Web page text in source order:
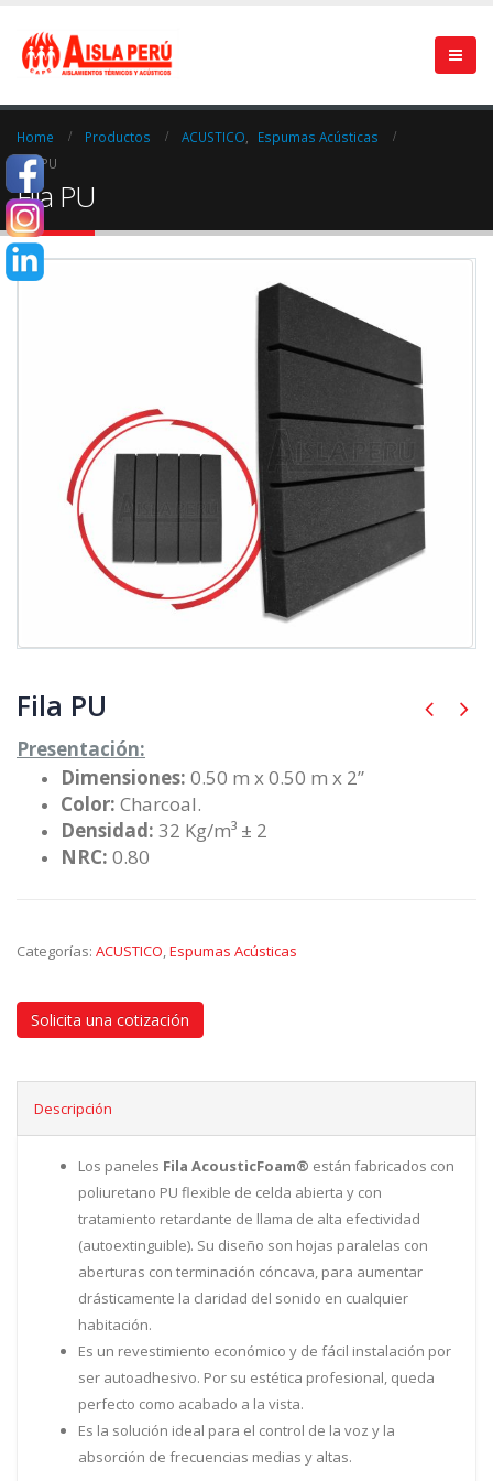
Home Productos ACUSTICO
Espumas Acústicas
Fila PU
Fila PU
Fila PU
Presentación:
Dimensiones: 0.50 m x 0.50 m x 2”
Color: Charcoal.
Densidad: 32 Kg/m³ ± 2
NRC: 0.80
Categorías: ACUSTICO,Espumas Acústicas
Solicita una cotización
Descripción
Los paneles Fila AcousticFoam® están fabricados con
poliuretano PU flexible de celda abierta y con
tratamiento retardante de llama de alta efectividad
(autoextinguible). Su diseño son hojas paralelas con
aberturas con terminación cóncava, para aumentar
drásticamente la claridad del sonido en cualquier
habitación.
Es un revestimiento económico y de fácil instalación por
ser autoadhesivo. Por su estética profesional, queda
perfecto como acabado a la vista.
Es la solución ideal para el control de la voz y la
absorción de frecuencias medias y altas.